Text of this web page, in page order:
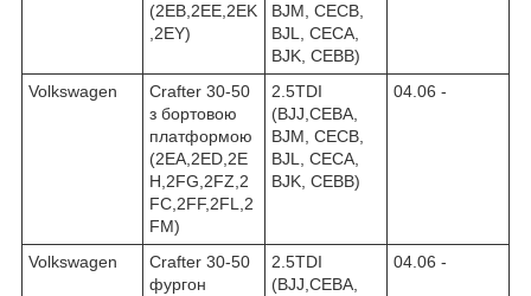
(2EB,2EE,2EK
,2EY)
BJM, CECB,
BJL, CECA,
BJK, CEBB)
Volkswagen
Crafter 30-50
з бортовою
платформою
(2EA,2ED,2E
H,2FG,2FZ,2
FC,2FF,2FL,2
FM)
2.5TDI
(BJJ,CEBA,
BJM, CECB,
BJL, CECA,
BJK, CEBB)
04.06 -
Volkswagen
Crafter 30-50
фургон
2.5TDI
(BJJ,CEBA,
04.06 -